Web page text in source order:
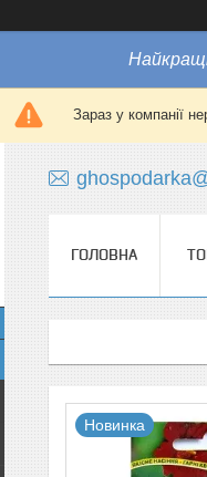
Зараз у компанії
ГОЛОВНА
Новинка